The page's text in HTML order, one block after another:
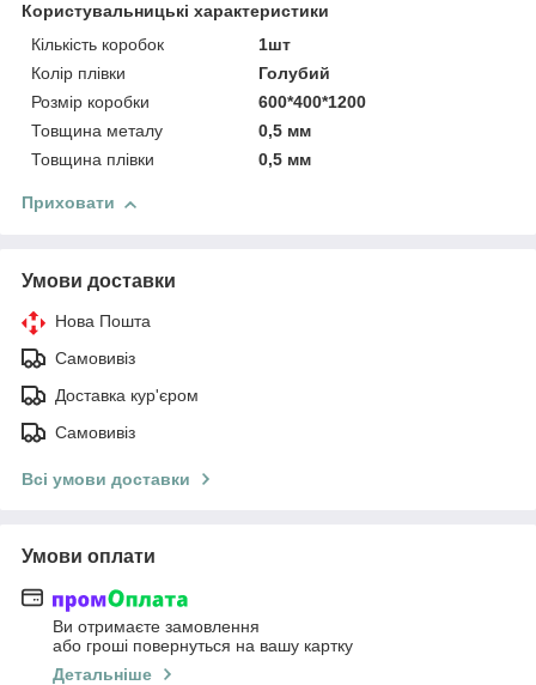
Користувальницькі характеристики
Кількість коробок
1шт
Колір плівки
Голубий
Розмір коробки
600*400*1200
Товщина металу
0,5 мм
Товщина плівки
0,5 мм
Приховати
Умови доставки
Нова Пошта
Самовивіз
Доставка кур'єром
Самовивіз
Всі умови доставки
Умови оплати
Ви отримаєте замовлення
або гроші повернуться на вашу картку
Детальніше